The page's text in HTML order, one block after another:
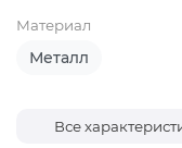
Материал
Металл
Все